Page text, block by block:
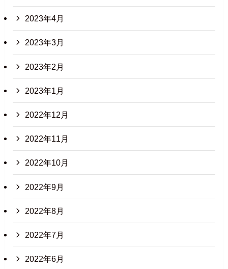
2023年4月
2023年3月
2023年2月
2023年1月
2022年12月
2022年11月
2022年10月
2022年9月
2022年8月
2022年7月
2022年6月